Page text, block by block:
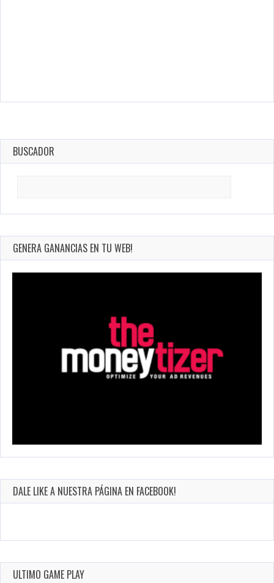
BUSCADOR
GENERA GANANCIAS EN TU WEB!
DALE LIKE A NUESTRA PÁGINA EN FACEBOOK!
ULTIMO GAME PLAY